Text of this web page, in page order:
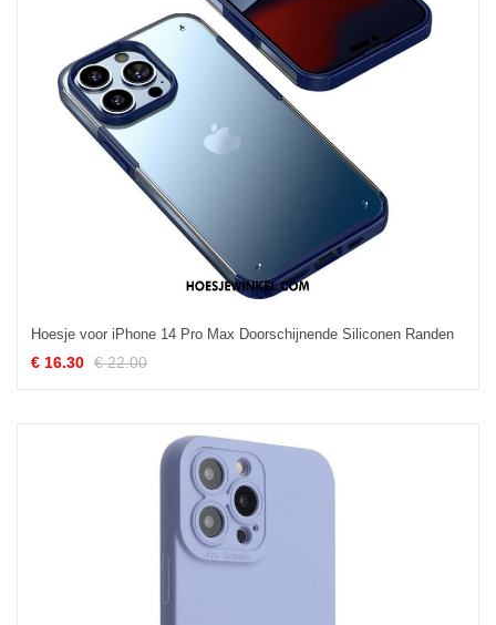
Hoesje voor iPhone 14 Pro Max Doorschijnende Siliconen Randen
€ 16.30 € 22.00